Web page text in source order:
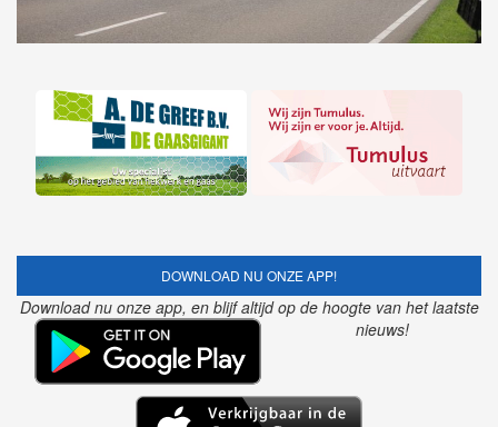
DOWNLOAD NU ONZE APP!
Download nu onze app, en blijf altijd op de hoogte van het laatste
nieuws!